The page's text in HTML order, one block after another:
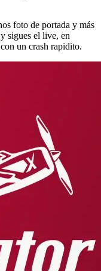
foto de portada y más
sigues el live, en
un crash rapidito.